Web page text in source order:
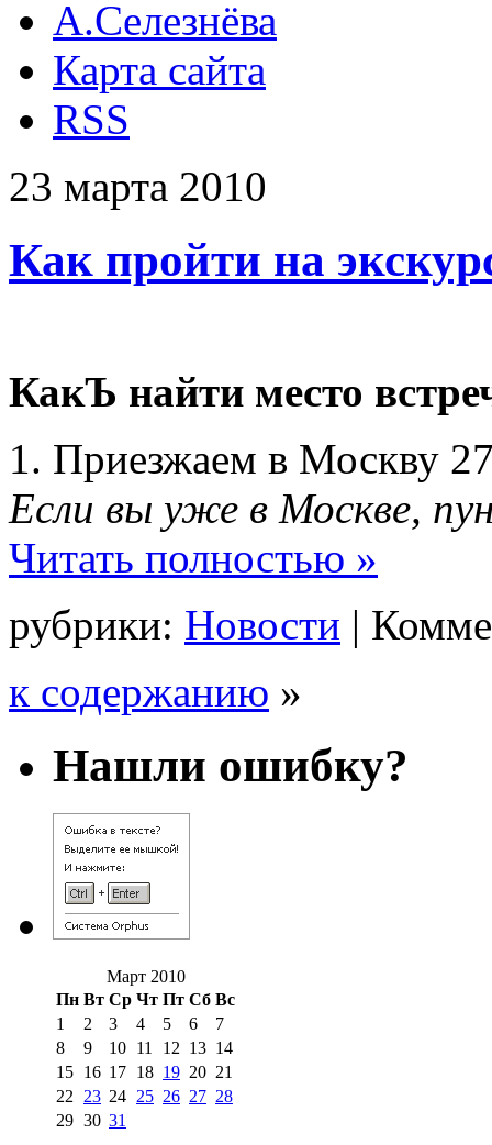
А.Селезнёва
Карта сайта
RSS
23 марта 2010
Как пройти на
КакЪ найти место
1. Приезжаем в Москву
Если вы уже в Москве,
Читать полностью »
рубрики: Новости |
к содержанию »
Нашли ошибку?
Март 2010
Пн Вт Ср Чт Пт Сб Вс
1
2 3 4 5 6
7
8
9 10 11 12 13 14
15 16 17 18 19 20 21
22 23 24 25 26 27 28
29 30 31